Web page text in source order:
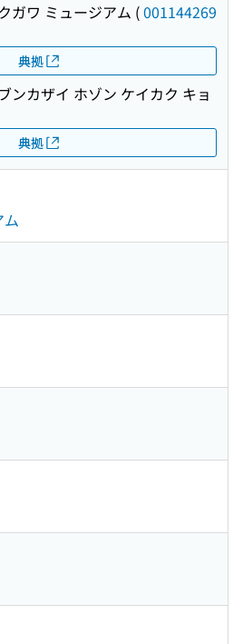
ガワ ミュージアム (001144269
典拠
ブンカザイ ホゾン ケイカク キョ
典拠
ム